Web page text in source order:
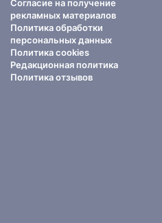
Согласие на получение
рекламных материалов
Политика обработки
персональных данных
Политика cookies
Редакционная политика
Политика отзывов